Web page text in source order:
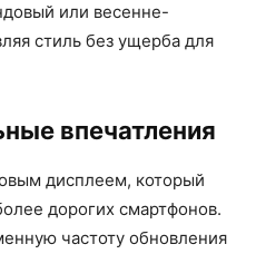
или весенне-
стиль без ущерба для
впечатления
дисплеем, который
дорогих смартфонов.
частоту обновления